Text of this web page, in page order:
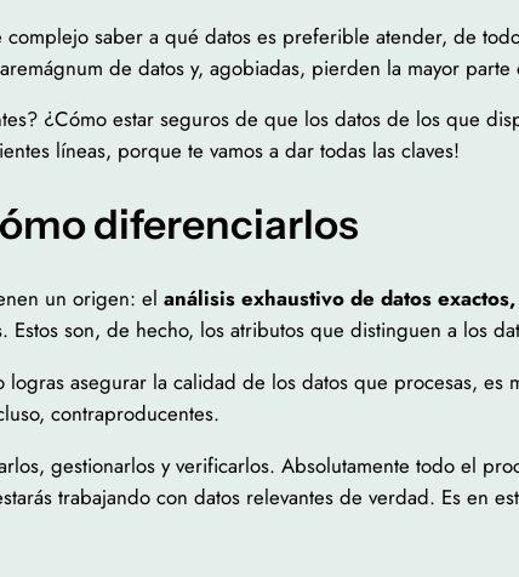
complejo saber a qué datos es preferible atender, de
de datos y, agobiadas, pierden la mayor
¿Cómo estar seguros de que los datos de los que
líneas, porque te vamos a dar todas las claves!
diferenciarlos
un origen: el análisis exhaustivo de datos
. Estos son, de hecho, los atributos que distinguen a los
asegurar la calidad de los datos que procesas, es
contraproducentes.
gestionarlos y verificarlos. Absolutamente todo el
trabajando con datos relevantes de verdad. Es en